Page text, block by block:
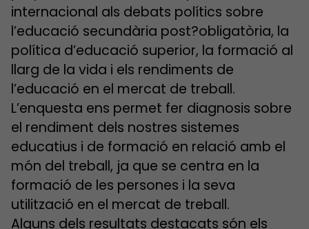
internacional als debats polítics sobre
l’educació secundària post?obligatòria, la
política d’educació superior, la formació al
llarg de la vida i els rendiments de
l’educació en el mercat de treball.
L’enquesta ens permet fer diagnosis sobre
el rendiment dels nostres sistemes
educatius i de formació en relació amb el
món del treball, ja que se centra en la
formació de les persones i la seva
utilització en el mercat de treball.
Alguns dels resultats destacats són els